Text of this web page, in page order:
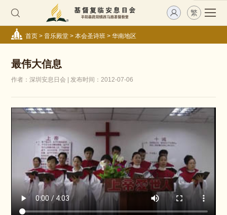
繁
首页> 音乐殿堂> 本会圣诗班> 华南地区
最伟大信息
作者：深圳安息日会 | 发布时间：2012-07-06